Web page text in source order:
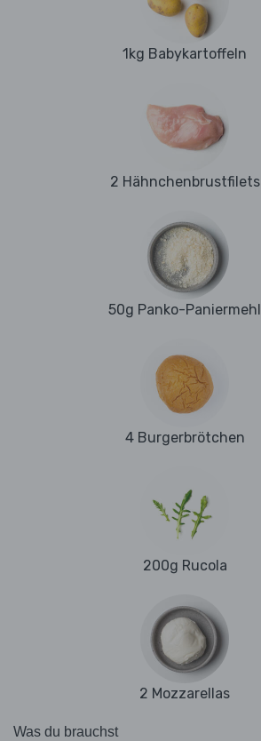
1kg Babykartoffeln
2 Hähnchenbrustfilets
50g Panko-Paniermehl
4 Burgerbrötchen
200g Rucola
2 Mozzarellas
Was du brauchst